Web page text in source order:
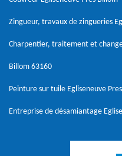
Zingueur, travaux de zingueries
Charpentier, traitement et
Billom 63160
Peinture sur tuile Egliseneuve
Entreprise de désamiantage